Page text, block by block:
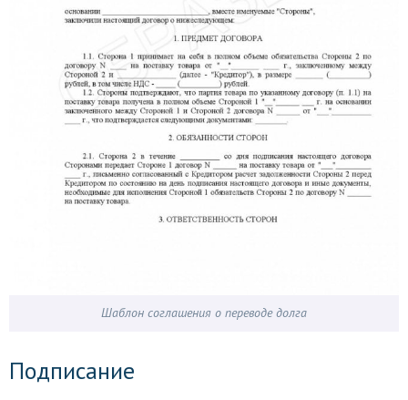
Шаблон соглашения о переводе долга
Подписание